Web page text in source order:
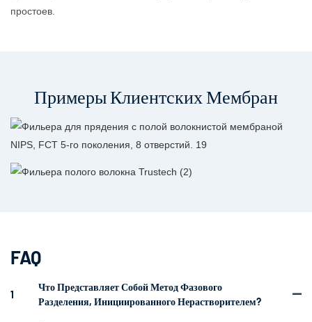
простоев.
Примеры Клиентских Мембран
FAQ
1
Что Представляет Собой Метод Фазового
Разделения, Инициированного Нерастворителем?